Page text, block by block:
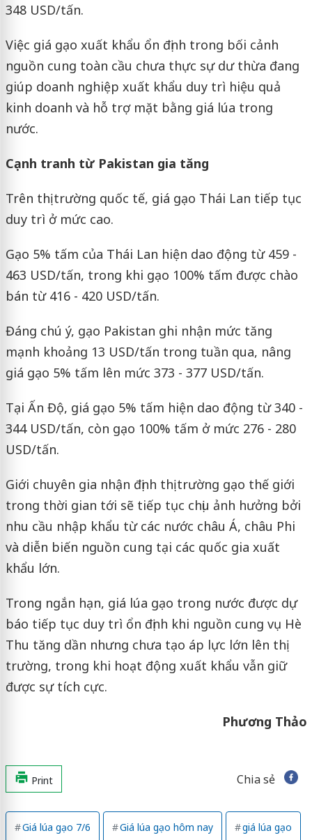
348 USD/tấn.
Việc giá gạo xuất khẩu ổn định trong bối cảnh
nguồn cung toàn cầu chưa thực sự dư thừa đang
giúp doanh nghiệp xuất khẩu duy trì hiệu quả
kinh doanh và hỗ trợ mặt bằng giá lúa trong
nước.
Cạnh tranh từ Pakistan gia tăng
Trên thị trường quốc tế, giá gạo Thái Lan tiếp tục
duy trì ở mức cao.
Gạo 5% tấm của Thái Lan hiện dao động từ 459 -
463 USD/tấn, trong khi gạo 100% tấm được chào
bán từ 416 - 420 USD/tấn.
Đáng chú ý, gạo Pakistan ghi nhận mức tăng
mạnh khoảng 13 USD/tấn trong tuần qua, nâng
giá gạo 5% tấm lên mức 373 - 377 USD/tấn.
Tại Ấn Độ, giá gạo 5% tấm hiện dao động từ 340 -
344 USD/tấn, còn gạo 100% tấm ở mức 276 - 280
USD/tấn.
Giới chuyên gia nhận định thị trường gạo thế giới
trong thời gian tới sẽ tiếp tục chịu ảnh hưởng bởi
nhu cầu nhập khẩu từ các nước châu Á, châu Phi
và diễn biến nguồn cung tại các quốc gia xuất
khẩu lớn.
Trong ngắn hạn, giá lúa gạo trong nước được dự
báo tiếp tục duy trì ổn định khi nguồn cung vụ Hè
Thu tăng dần nhưng chưa tạo áp lực lớn lên thị
trường, trong khi hoạt động xuất khẩu vẫn giữ
được sự tích cực.
Phương Thảo
Print Chia sẻ
Giá lúa gạo 7/6 Giá lúa gạo hôm nay giá lúa gạo